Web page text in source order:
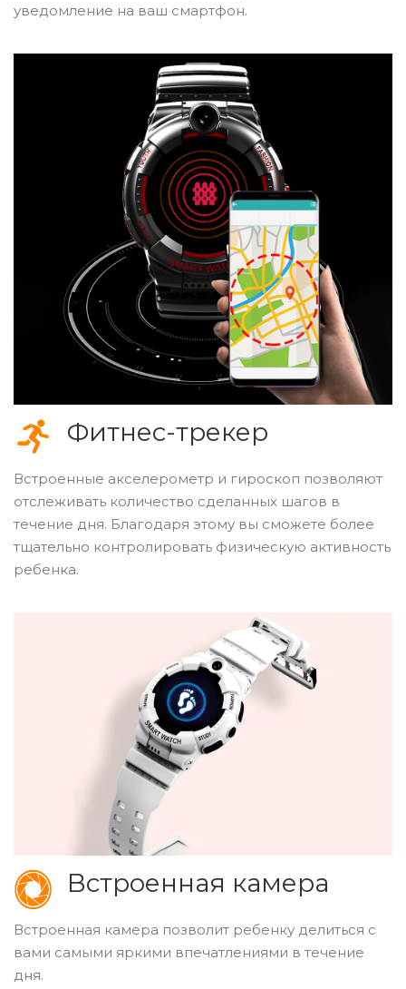
уведомление на ваш смартфон.
Фитнес-трекер
Встроенные акселерометр и гироскоп позволяют
отслеживать количество сделанных шагов в
течение дня. Благодаря этому вы сможете более
тщательно контролировать физическую активность
ребенка.
Встроенная камера
Встроенная камера позволит ребенку делиться с
вами самыми яркими впечатлениями в течение
дня.